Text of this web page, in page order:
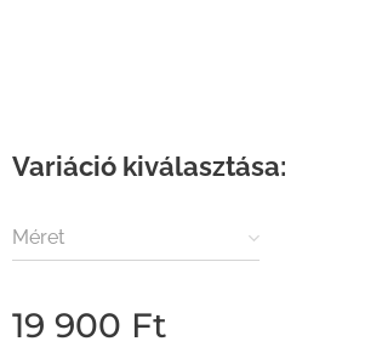
Variáció kiválasztása:
Méret
19 900 Ft